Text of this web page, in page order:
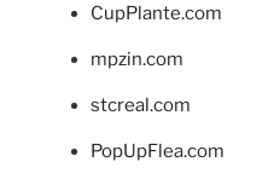
CupPlante.com
mpzin.com
stcreal.com
PopUpFlea.com